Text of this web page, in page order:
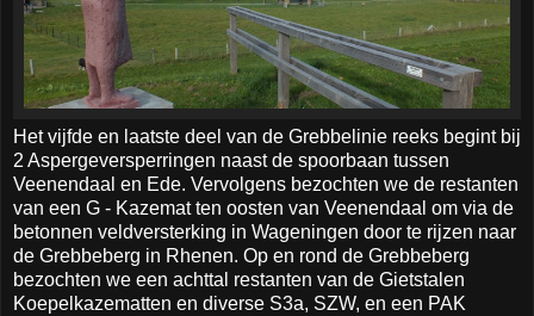
Het vijfde en laatste deel van de Grebbelinie reeks begint bij
2 Aspergeversperringen naast de spoorbaan tussen
Veenendaal en Ede. Vervolgens bezochten we de restanten
van een G - Kazemat ten oosten van Veenendaal om via de
betonnen veldversterking in Wageningen door te rijzen naar
de Grebbeberg in Rhenen. Op en rond de Grebbeberg
bezochten we een achttal restanten van de Gietstalen
Koepelkazematten en diverse S3a, SZW, en een PAK